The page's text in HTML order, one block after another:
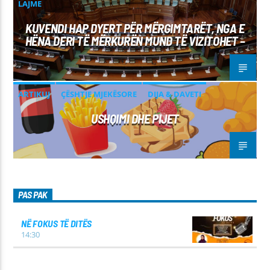
LAJME
KUVENDI HAP DYERT PËR MËRGIMTARËT, NGA E
HËNA DERI TË MËRKURËN MUND TË VIZITOHET –
ARTIKUJ ÇËSHTJE MJEKËSORE DIJA & DAVETI
USHQIMI DHE PIJET
PAS PAK
NË FOKUS TË DITËS
14:30